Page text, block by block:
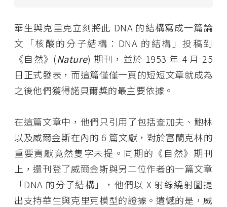
華生與克里克立刻將此 DNA 的結構寫成一篇論
文「核酸的分子結構：DNA 的結構」投稿到
《自然》(Nature) 期刊，並於 1953 年 4 月 25
日正式發表，而這篇僅僅一頁的短短文章就成為
之後他們獲得諾貝爾獎的最主要依據。
在這篇文章中，他們只引用了包括查加夫、鮑林
以及威爾金斯在內的 6 篇文獻，對於富蘭克林的
重要貢獻竟然隻字未提。同期的《自然》期刊
上，還刊登了威爾金斯與另二位作者的一篇文章
「DNA 的分子結構」，他們以 X 射線繞射圖提
出支持華生與克里克模型的證據。遺憾的是，威